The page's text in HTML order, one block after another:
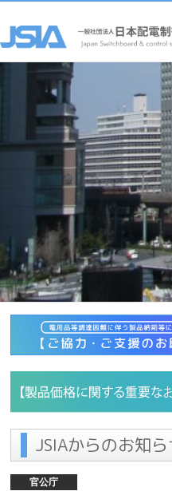
JSIAからのお知
官公庁